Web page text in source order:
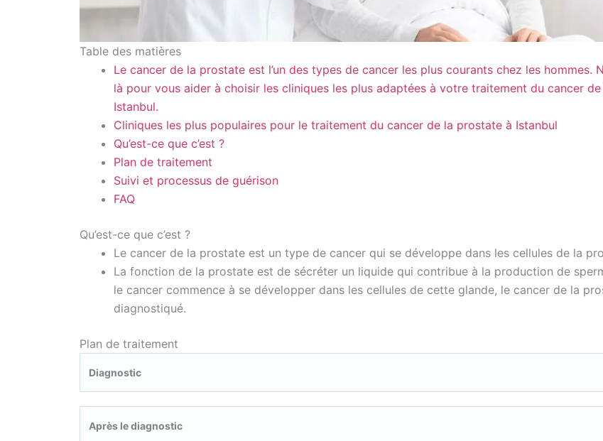
Table des matières
Le cancer de la prostate est l’un des types de cancer les plus courants chez les hommes.
là pour vous aider à choisir les cliniques les plus adaptées à votre traitement du cancer
Istanbul.
Cliniques les plus populaires pour le traitement du cancer de la prostate à Istanbul
Qu’est-ce que c’est ?
Plan de traitement
Suivi et processus de guérison
FAQ
Qu’est-ce que c’est ?
Le cancer de la prostate est un type de cancer qui se développe dans les cellules de la
La fonction de la prostate est de sécréter un liquide qui contribue à la production de
le cancer commence à se développer dans les cellules de cette glande, le cancer de la
diagnostiqué.
Plan de traitement
Diagnostic
Après le diagnostic